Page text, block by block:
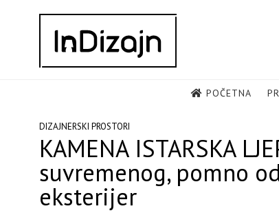
POČETNA
DIZAJNERSKI PROSTORI
KAMENA ISTARSKA
suvremenog, pomno
eksterijer